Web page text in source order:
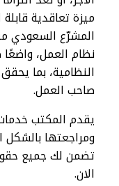
ميزة تعاقدية
المشرّع السعودي
نظام العمل، واضعًا
النظامية، بما
صاحب العمل.
يقدم المكتب
ومراجعتها بالشكل
تضمن لك جميع
الان.